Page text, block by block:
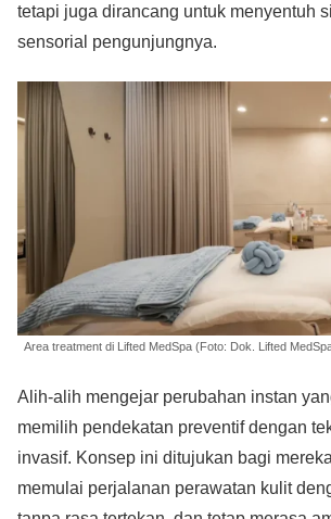
tetapi juga dirancang untuk menyentuh
sensorial pengunjungnya.
Area treatment di Lifted MedSpa (Foto: Dok. Lifted
Alih-alih mengejar perubahan instan
memilih pendekatan preventif dengan
invasif. Konsep ini ditujukan bagi
memulai perjalanan perawatan kulit